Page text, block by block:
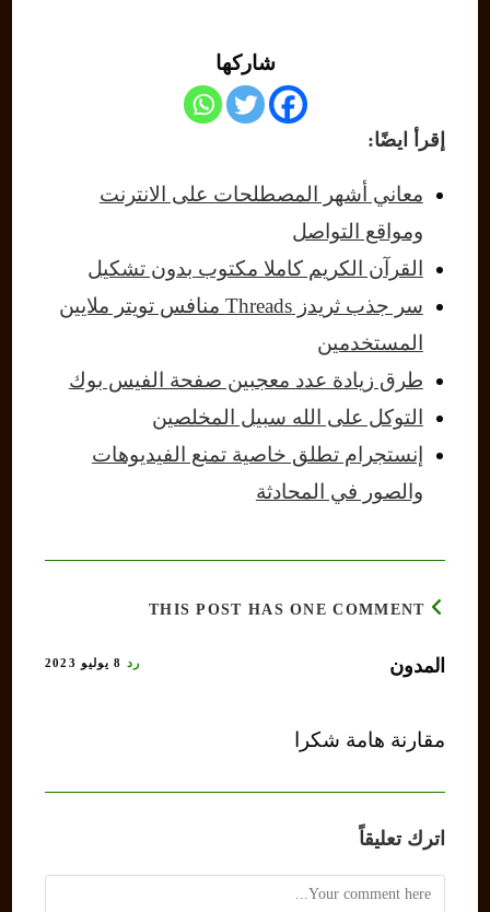
شاركها
إقرأ ايضًا:
معاني أشهر المصطلحات على الانترنت
ومواقع التواصل
القرآن الكريم كاملا مكتوب بدون تشكيل
سر جذب ثريدز Threads منافس تويتر ملايين
المستخدمين
طرق زيادة عدد معجبين صفحة الفيس بوك
التوكل على الله سبيل المخلصين
إنستجرام تطلق خاصية تمنع الفيديوهات
والصور في المحادثة
THIS POST HAS ONE COMMENT
المدون رد 8 يوليو 2023
مقارنة هامة شكرا
اترك تعليقاً
Comment